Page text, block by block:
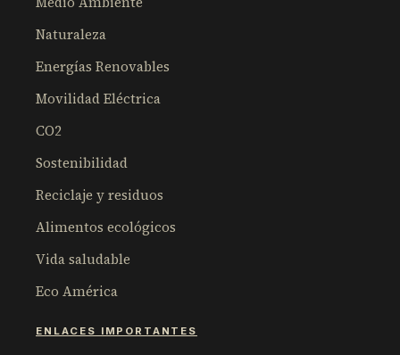
Naturaleza
Energías Renovables
Movilidad Eléctrica
CO2
Sostenibilidad
Reciclaje y residuos
Alimentos ecológicos
Vida saludable
Eco América
ENLACES IMPORTANTES